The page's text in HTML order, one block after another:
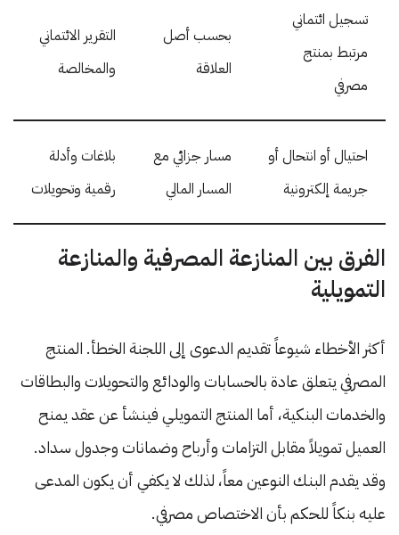
تسجيل ائتماني
مرتبط بمنتج
مصرفي
بحسب أصل
العلاقة
التقرير الائتماني
والمخالصة
احتيال أو انتحال أو
جريمة إلكترونية
مسار جزائي مع
المسار المالي
بلاغات وأدلة
رقمية وتحويلات
الفرق بين المنازعة المصرفية والمنازعة
التمويلية
أكثر الأخطاء شيوعاً تقديم الدعوى إلى اللجنة الخطأ. المنتج
المصرفي يتعلق عادة بالحسابات والودائع والتحويلات والبطاقات
والخدمات البنكية، أما المنتج التمويلي فينشأ عن عقد يمنح
العميل تمويلاً مقابل التزامات وأرباح وضمانات وجدول سداد.
وقد يقدم البنك النوعين معاً، لذلك لا يكفي أن يكون المدعى
عليه بنكاً للحكم بأن الاختصاص مصرفي.